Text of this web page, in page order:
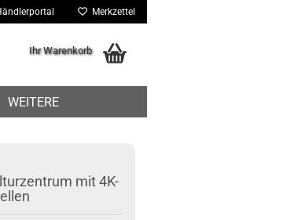
Merkzettel
Ihr Warenkorb
WEITERE
mit 4K-